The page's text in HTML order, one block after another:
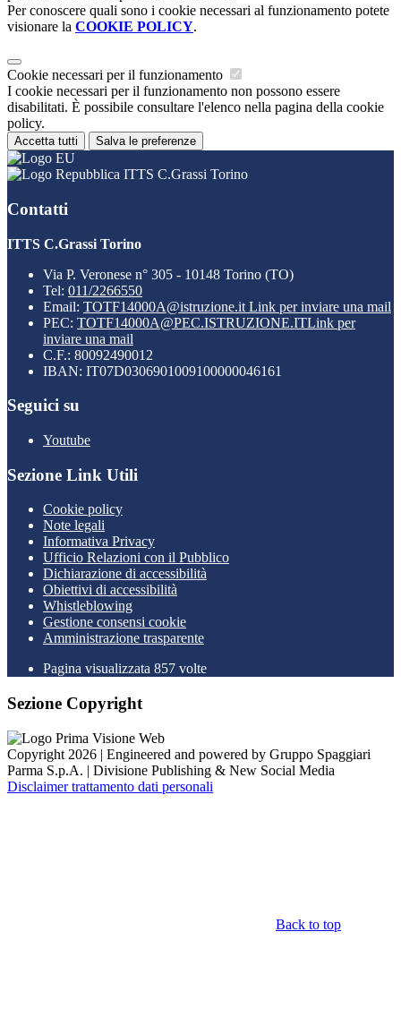
Per conoscere quali sono i cookie necessari al funzionamento potete
visionare la COOKIE POLICY.
Cookie necessari per il funzionamento
I cookie necessari per il funzionamento non possono essere
disabilitati. È possibile consultare l'elenco nella pagina della cookie
policy.
Accetta tutti Salva le preferenze
ITTS C.Grassi Torino
Contatti
ITTS C.Grassi Torino
Via P. Veronese n° 305 - 10148 Torino (TO)
Tel: 011/2266550
Email: TOTF14000A@istruzione.it Link per inviare una mail
PEC: TOTF14000A@PEC.ISTRUZIONE.ITLink per
inviare una mail
C.F.: 80092490012
IBAN: IT07D0306901009100000046161
Seguici su
Youtube
Sezione Link Utili
Cookie policy
Note legali
Informativa Privacy
Ufficio Relazioni con il Pubblico
Dichiarazione di accessibilità
Obiettivi di accessibilità
Whistleblowing
Gestione consensi cookie
Amministrazione trasparente
Pagina visualizzata 857 volte
Sezione Copyright
Copyright 2026 | Engineered and powered by Gruppo Spaggiari
Parma S.p.A. | Divisione Publishing & New Social Media
Disclaimer trattamento dati personali
Back to top